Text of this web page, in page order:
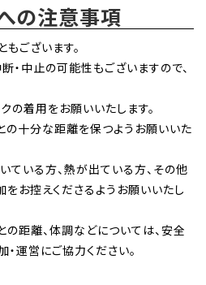
の注意事項
ございます。
・中止の可能性もございますので、
の着用をお願いいたします。
の十分な距離を保つようお願いいた
ている方、熱が出ている方、その他
お控えくださるようお願いいたし
の距離、体調などについては、安全
運営にご協力ください。